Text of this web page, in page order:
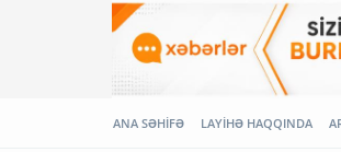
ANA SƏHİFƏ LAYİHƏ HAQQINDA